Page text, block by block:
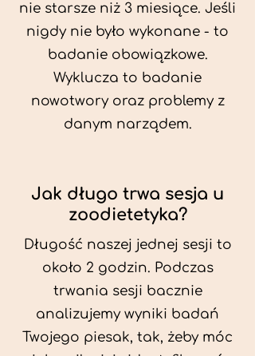
nie starsze niż 3 miesiące. Jeśli
nigdy nie było wykonane - to
badanie obowiązkowe.
Wyklucza to badanie
nowotwory oraz problemy z
danym narządem.
Jak długo trwa sesja u
zoodietetyka?
Długość naszej jednej sesji to
około 2 godzin. Podczas
trwania sesji bacznie
analizujemy wyniki badań
Twojego piesak, tak, żeby móc